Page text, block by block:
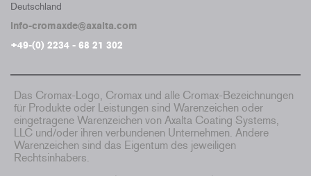
Deutschland
info-cromaxde@axalta.com
+49-(0) 2234 - 68 21 302
Das Cromax-Logo, Cromax und alle Cromax-Bezeichnungen
für Produkte oder Leistungen sind Warenzeichen oder
eingetragene Warenzeichen von Axalta Coating Systems,
LLC und/oder ihren verbundenen Unternehmen. Andere
Warenzeichen sind das Eigentum des jeweiligen
Rechtsinhabers.